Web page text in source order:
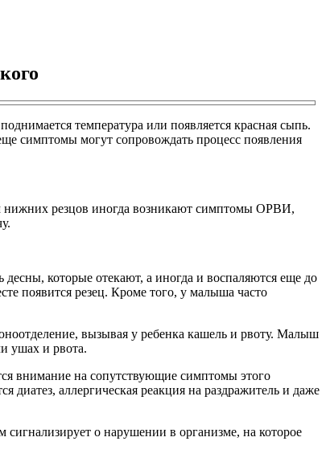
температура или появляется красная сыпь.
симптомы могут сопровождать процесс появления
нижних резцов иногда возникают симптомы ОРВИ,
которые отекают, а иногда и воспаляются еще до
появится резец. Кроме того, у малыша часто
вызывая у ребенка кашель и рвоту. Малыш
ушах и рвота.
внимание на сопутствующие симптомы этого
аллергическая реакция на раздражитель и даже
о нарушении в организме, на которое